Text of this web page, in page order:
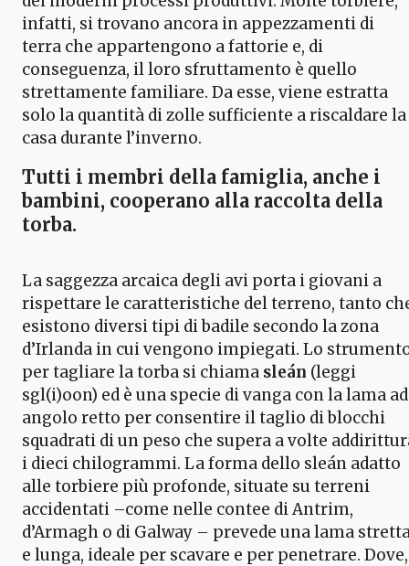
infatti, si trovano ancora in appezzamenti di
terra che appartengono a fattorie e, di
conseguenza, il loro sfruttamento è quello
strettamente familiare. Da esse, viene estratta
solo la quantità di zolle sufficiente a riscaldare la
casa durante l’inverno.
Tutti i membri della famiglia, anche i
bambini, cooperano alla raccolta della
torba.
La saggezza arcaica degli avi porta i giovani a
rispettare le caratteristiche del terreno, tanto
esistono diversi tipi di badile secondo la zona
d’Irlanda in cui vengono impiegati. Lo
per tagliare la torba si chiama sleán (leggi
sgl(i)oon) ed è una specie di vanga con la lama ad
angolo retto per consentire il taglio di blocchi
squadrati di un peso che supera a volte
i dieci chilogrammi. La forma dello sleán adatto
alle torbiere più profonde, situate su terreni
accidentati –come nelle contee di Antrim,
d’Armagh o di Galway – prevede una lama
e lunga, ideale per scavare e per penetrare. Dove,